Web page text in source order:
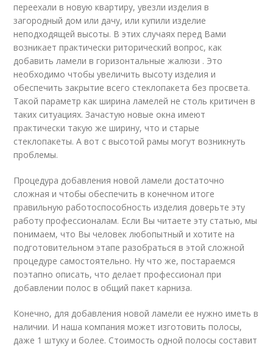
переехали в новую квартиру, увезли изделия в
загородный дом или дачу, или купили изделие
неподходящей высоты. В этих случаях перед Вами
возникает практически риторический вопрос, как
добавить ламели в горизонтальные жалюзи . Это
необходимо чтобы увеличить высоту изделия и
обеспечить закрытие всего стеклопакета без просвета.
Такой параметр как ширина ламелей не столь критичен в
таких ситуациях. Зачастую новые окна имеют
практически такую же ширину, что и старые
стеклопакеты. А вот с высотой рамы могут возникнуть
проблемы.
Процедура добавления новой ламели достаточно
сложная и чтобы обеспечить в конечном итоге
правильную работоспособность изделия доверьте эту
работу профессионалам. Если Вы читаете эту статью, мы
понимаем, что Вы человек любопытный и хотите на
подготовительном этапе разобраться в этой сложной
процедуре самостоятельно. Ну что же, постараемся
поэтапно описать, что делает профессионал при
добавлении полос в общий пакет карниза.
Конечно, для добавления новой ламели ее нужно иметь в
наличии. И наша компания может изготовить полосы,
даже 1 штуку и более. Стоимость одной полосы составит